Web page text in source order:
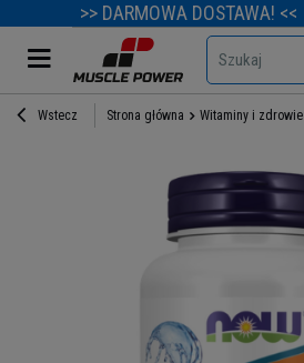
>> DARMOWA DOSTAWA! <<
Szukaj
Wstecz Strona główna Witaminy i zdrowie